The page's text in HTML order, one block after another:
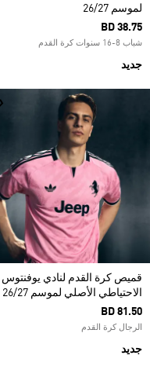
لموسم 26/27
BD 38.75
شباب 8-16 سنوات كرة القدم
جديد
قميص كرة القدم لنادي يوفنتوس
الاحتياطي الأصلي لموسم 26/27
BD 81.50
الرجال كرة القدم
جديد